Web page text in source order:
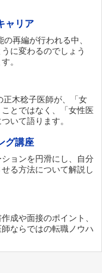
ャリア
再編が行われる中、
に変わるのでしょう
。
正木稔子医師が、「女
とではなく、「女性医
いて語ります。
グ講座
ョンを円滑にし、自分
る方法について解説し
成や面接のポイント、
ならではの転職ノウハ